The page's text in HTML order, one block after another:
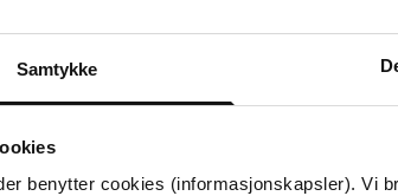
Samtykke
benytter cookies (informasjonskapsler). Vi
EBOK